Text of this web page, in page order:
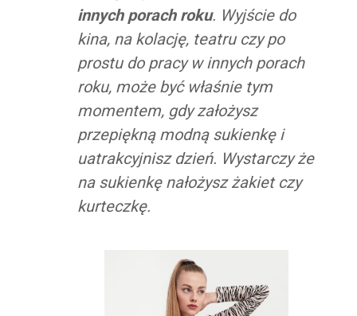
innych porach roku. Wyjście do
kina, na kolację, teatru czy po
prostu do pracy w innych porach
roku, może być właśnie tym
momentem, gdy założysz
przepiękną modną sukienkę i
uatrakcyjnisz dzień. Wystarczy że
na sukienkę nałożysz żakiet czy
kurteczkę.